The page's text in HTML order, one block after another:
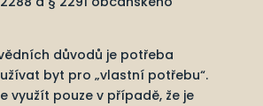
důvodů je potřeba
byt pro „vlastní potřebu“.
využít pouze v případě, že je